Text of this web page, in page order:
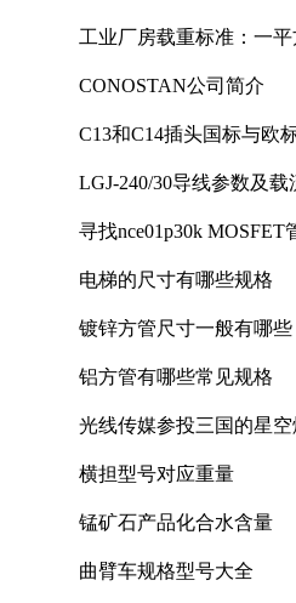
工业厂房载重标准：一
CONOSTAN公司简介
C13和C14插头国标与欧
LGJ-240/30导线参数及载
寻找nce01p30k
电梯的尺寸有哪些规格
镀锌方管尺寸一般有哪些
铝方管有哪些常见规格
光线传媒参投三国的星
横担型号对应重量
锰矿石产品化合水含量
曲臂车规格型号大全